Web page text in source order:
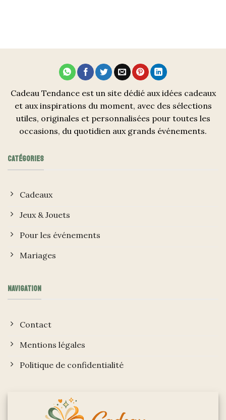
Cadeau Tendance est un site dédié aux idées cadeaux
et aux inspirations du moment, avec des sélections
utiles, originales et personnalisées pour toutes les
occasions, du quotidien aux grands événements.
CATÉGORIES
Cadeaux
Jeux & Jouets
Pour les événements
Mariages
NAVIGATION
Contact
Mentions légales
Politique de confidentialité